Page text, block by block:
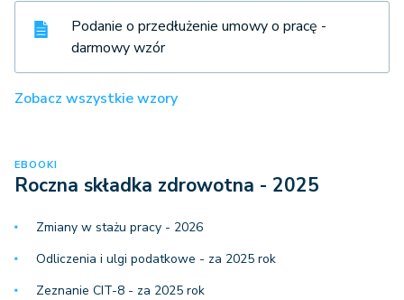
Podanie o przedłużenie umowy o pracę -
darmowy wzór
Zobacz wszystkie wzory
EBOOKI
Roczna składka zdrowotna - 2025
Zmiany w stażu pracy - 2026
Odliczenia i ulgi podatkowe - za 2025 rok
Zeznanie CIT-8 - za 2025 rok